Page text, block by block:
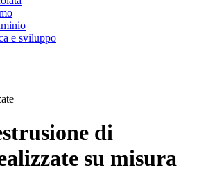
e sviluppo
di
su misura